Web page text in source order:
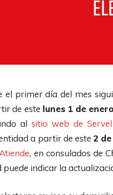
el primer día del mes
de este lunes 1 de enero
alsitio web de
a partir de este 2
, en consulados de
indicar la